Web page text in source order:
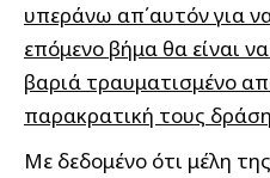
υπεράνω απ΄αυτόν για
επόμενο βήμα θα είναι
βαριά τραυματισμένο
παρακρατική τους δράση
Με δεδομένο ότι μέλη